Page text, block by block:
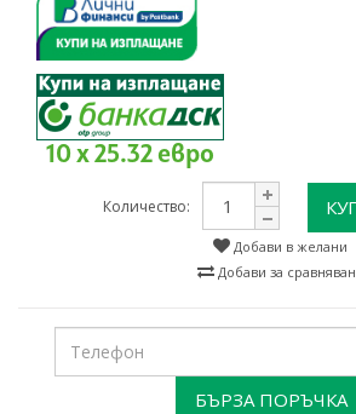
10 x 25.32 евро
Количество:
Добави в желани
Добави за
БЪРЗА ПОРЪЧКА